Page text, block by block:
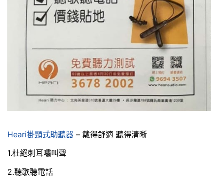
Heari掛頸式助聽器 – 戴得舒適 聽得清晰
1.杜絕刺耳嘯叫聲
2.聽歌聽電話